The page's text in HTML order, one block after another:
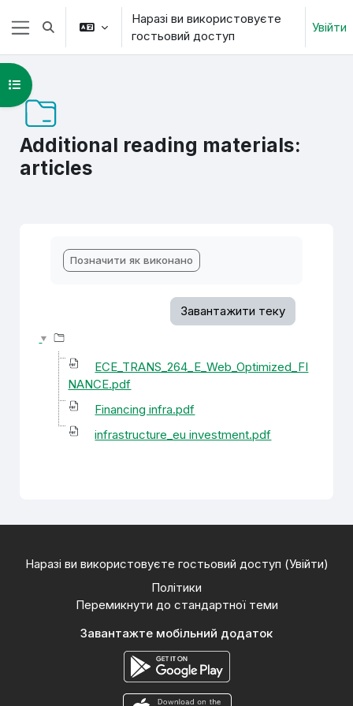
Перейти до головного вмісту
Бокова панель
Переключити введення пошуку
Наразі ви використовуєте
гостьовий доступ
Увійти
Additional reading materials:
articles
Відкритий покажчик курсу
Позначити як виконано
Завантажити теку
ECE_TRANS_264_E_Web_Optimized_FI
NANCE.pdf
Financing infra.pdf
infrastructure_eu investment.pdf
Наразі ви використовуєте гостьовий доступ (Увійти)
Політики
Перемикнути до стандартної теми
Завантажте мобільний додаток